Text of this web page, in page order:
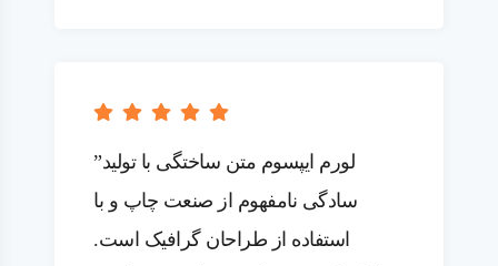
”لورم ایپسوم متن ساختگی با تولید
سادگی نامفهوم از صنعت چاپ و با
استفاده از طراحان گرافیک است.